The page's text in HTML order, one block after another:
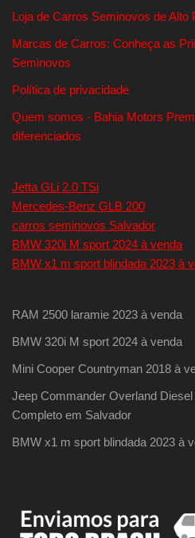
Loja de Carros Seminovos de Alto
Marcas de Carros: Conheça as
Seminovos
Política de privacidade
Quem somos - Bahia Motors
diferenciados
Jetta GLi 2.0 TSi
Mercedes-Benz GLB 200
carros seminovos Salvador
BMW 320i M sport 2024 à venda
BMW x1 m sport blindada 2023 à
RAM 2500 laramie 2023 à venda
BMW 320i M sport 2024 à venda
Mini Cooper Countryman 2018 à
Jeep Commander Overland
Completo em Salvador
BMW x1 m sport blindada 2023 à